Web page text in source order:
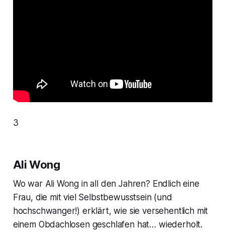
3
Ali Wong
Wo war Ali Wong in all den Jahren? Endlich eine
Frau, die mit viel Selbstbewusstsein (und
hochschwanger!) erklärt, wie sie versehentlich mit
einem Obdachlosen geschlafen hat… wiederholt.